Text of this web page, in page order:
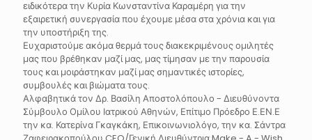
ειδικότερα την Κυρία Κωνσταντίνα Καραμέρη για την
εξαιρετική συνεργασία που έχουμε μέσα στα χρόνια και για
την υποστήριξη της.
Ευχαριστούμε ακόμα θερμά τους διακεκριμένους ομιλητές
μας που βρέθηκαν μαζί μας, μας τίμησαν με την παρουσία
τους και μοιράστηκαν μαζί μας σημαντικές ιστορίες,
συμβουλές και βιώματα τους.
Αλφαβητικά τον Δρ. Βασίλη Αποστολόπουλο - Διευθύνοντα
Σύμβουλο Ομίλου Ιατρικού Αθηνών, Επίτιμο Πρόεδρο Ε.ΕΝ.Ε
την κα. Κατερίνα Γκαγκάκη, Επικοινωνιολόγο, την κα. Σάντρα